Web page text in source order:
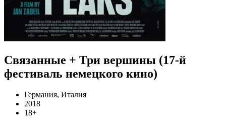
Связанные + Три вершины (17-й
фестиваль немецкого кино)
Германия, Италия
2018
18+